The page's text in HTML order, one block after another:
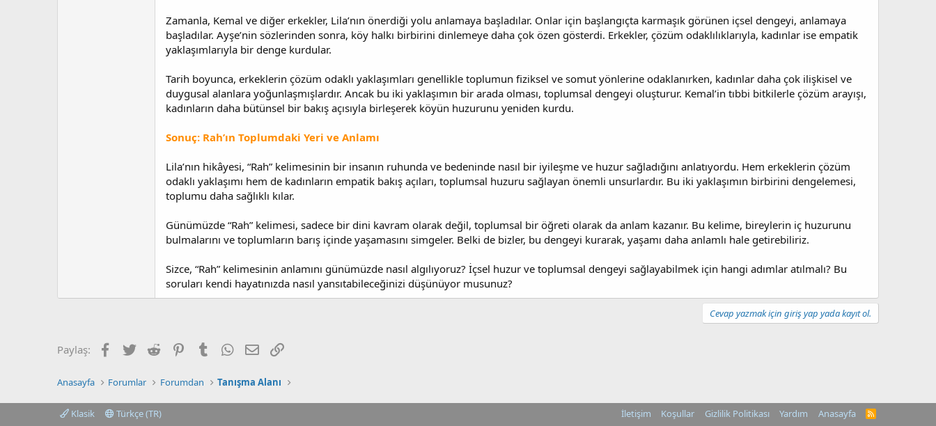
Zamanla, Kemal ve diğer erkekler, Lila’nın önerdiği yolu anlamaya başladılar. Onlar için başlangıçta karmaşık görünen içsel dengeyi, anlamaya
başladılar. Ayşe’nin sözlerinden sonra, köy halkı birbirini dinlemeye daha çok özen gösterdi. Erkekler, çözüm odaklılıklarıyla, kadınlar ise empatik
yaklaşımlarıyla bir denge kurdular.
Tarih boyunca, erkeklerin çözüm odaklı yaklaşımları genellikle toplumun fiziksel ve somut yönlerine odaklanırken, kadınlar daha çok ilişkisel ve
duygusal alanlara yoğunlaşmışlardır. Ancak bu iki yaklaşımın bir arada olması, toplumsal dengeyi oluşturur. Kemal’in tıbbi bitkilerle çözüm arayışı,
kadınların daha bütünsel bir bakış açısıyla birleşerek köyün huzurunu yeniden kurdu.
Sonuç: Rah’ın Toplumdaki Yeri ve Anlamı
Lila’nın hikâyesi, “Rah” kelimesinin bir insanın ruhunda ve bedeninde nasıl bir iyileşme ve huzur sağladığını anlatıyordu. Hem erkeklerin çözüm
odaklı yaklaşımı hem de kadınların empatik bakış açıları, toplumsal huzuru sağlayan önemli unsurlardır. Bu iki yaklaşımın birbirini dengelemesi,
toplumu daha sağlıklı kılar.
Günümüzde “Rah” kelimesi, sadece bir dini kavram olarak değil, toplumsal bir öğreti olarak da anlam kazanır. Bu kelime, bireylerin iç huzurunu
bulmalarını ve toplumların barış içinde yaşamasını simgeler. Belki de bizler, bu dengeyi kurarak, yaşamı daha anlamlı hale getirebiliriz.
Sizce, “Rah” kelimesinin anlamını günümüzde nasıl algılıyoruz? İçsel huzur ve toplumsal dengeyi sağlayabilmek için hangi adımlar atılmalı? Bu
soruları kendi hayatınızda nasıl yansıtabileceğinizi düşünüyor musunuz?
Cevap yazmak için giriş yap yada kayıt ol.
Paylaş: Facebook
TwitterReddit PinterestTumblrWhatsApp
E-postaLink
Anasayfa Forumlar Forumdan Tanışma Alanı
Klasik Türkçe (TR) İletişim Koşullar Gizlilik Politikası Yardım Anasayfa
R